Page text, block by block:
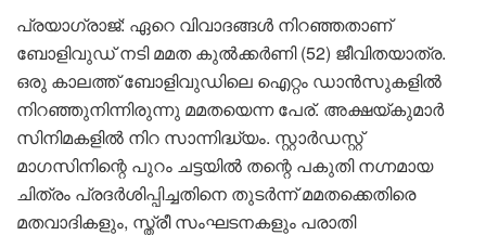
പ്രയാഗ്‌രാജ്: ഏറെ വിവാദങ്ങൾ നിറഞ്ഞതാണ്
ബോളിവുഡ് നടി മമത കുൽക്കർണി (52) ജീവിതയാത്ര.
ഒരു കാലത്ത് ബോളിവുഡിലെ ഐറ്റം ഡാൻസുകളിൽ
നിറഞ്ഞുനിന്നിരുന്നു മമതയെന്ന പേര്. അക്ഷയ്കുമാർ
സിനിമകളിൽ നിറ സാന്നിദ്ധ്യം. സ്റ്റാർ‌ഡസ്റ്റ്
മാഗസിനിന്റെ പുറം ചട്ടയിൽ തന്റെ പകുതി നഗ്നമായ
ചിത്രം പ്രദർശിപ്പിച്ചതിനെ തുടർന്ന് മമതക്കെതിരെ
മതവാദികളും, സ്ത്രീ സംഘടനകളും പരാതി